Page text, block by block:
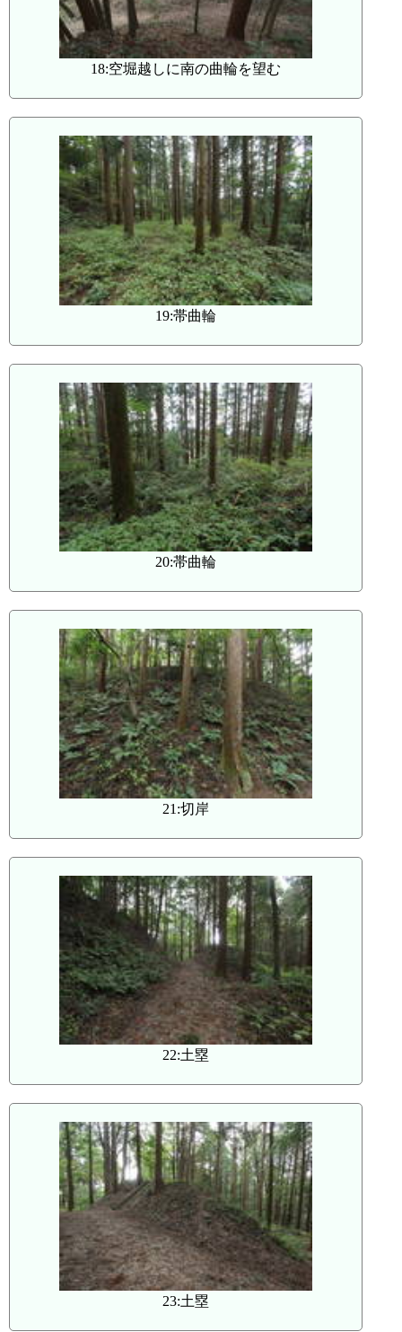
18:空堀越しに南の曲輪を望む
19:帯曲輪
20:帯曲輪
21:切岸
22:土塁
23:土塁